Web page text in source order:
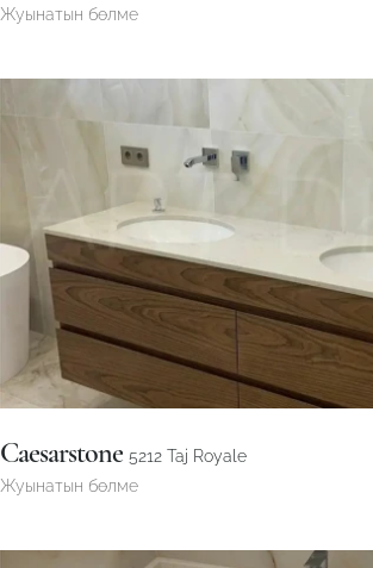
Жуынатын бөлме
Caesarstone 5212 Taj Royale
Жуынатын бөлме